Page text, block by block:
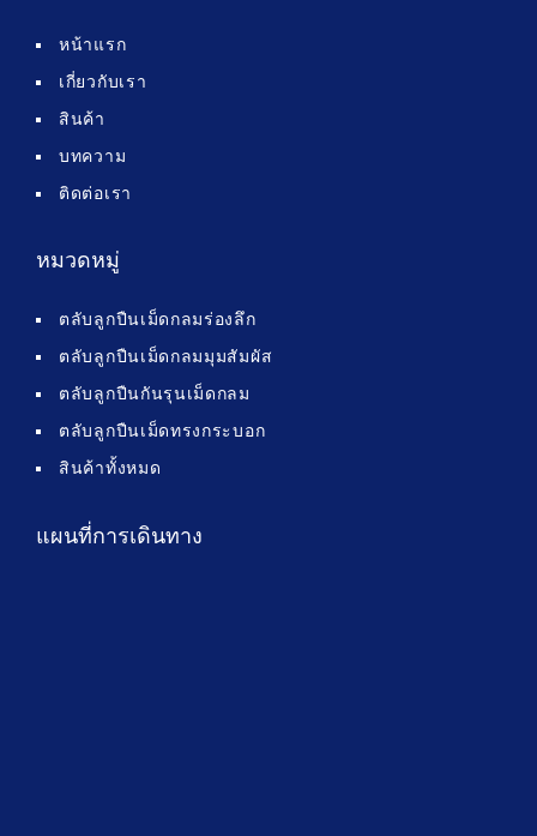
หน้าแรก
เกี่ยวกับเรา
สินค้า
บทความ
ติดต่อเรา
หมวดหมู่
ตลับลูกปืนเม็ดกลมร่องลึก
ตลับลูกปืนเม็ดกลมมุมสัมผัส
ตลับลูกปืนกันรุนเม็ดกลม
ตลับลูกปืนเม็ดทรงกระบอก
สินค้าทั้งหมด
แผนที่การเดินทาง